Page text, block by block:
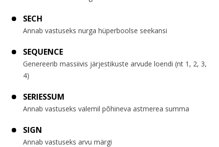
SECH
Annab vastuseks nurga hüperboolse seekansi
SEQUENCE
Genereerib massiivis järjestikuste arvude loendi (nt 1, 2, 3,
4)
SERIESSUM
Annab vastuseks valemil põhineva astmerea summa
SIGN
Annab vastuseks arvu märgi